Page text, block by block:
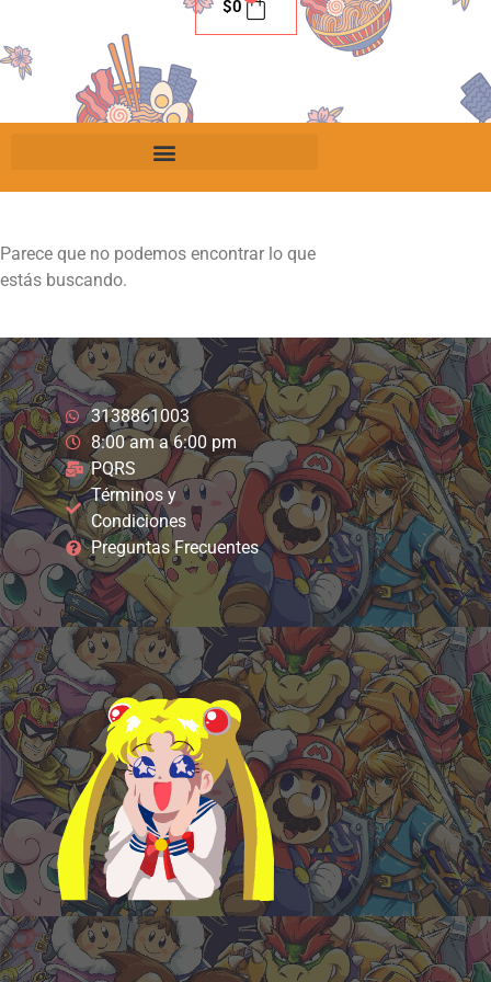
$0
Parece que no podemos encontrar lo que
estás buscando.
3138861003
8:00 am a 6:00 pm
PQRS
Términos y
Condiciones
Preguntas Frecuentes